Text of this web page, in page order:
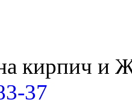
кирпич и
37